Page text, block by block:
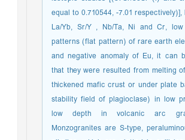
equal to 0.710544, -7.01
La/Yb, Sr/Y , Nb/Ta, Ni and Cr,
patterns (flat pattern) of rare earth
and negative anomaly of Eu, it can
that they were resulted from melting
thickened mafic crust or under plate
stability field of plagioclase) in low
low depth in volcanic arc
Monzogranites are S-type,